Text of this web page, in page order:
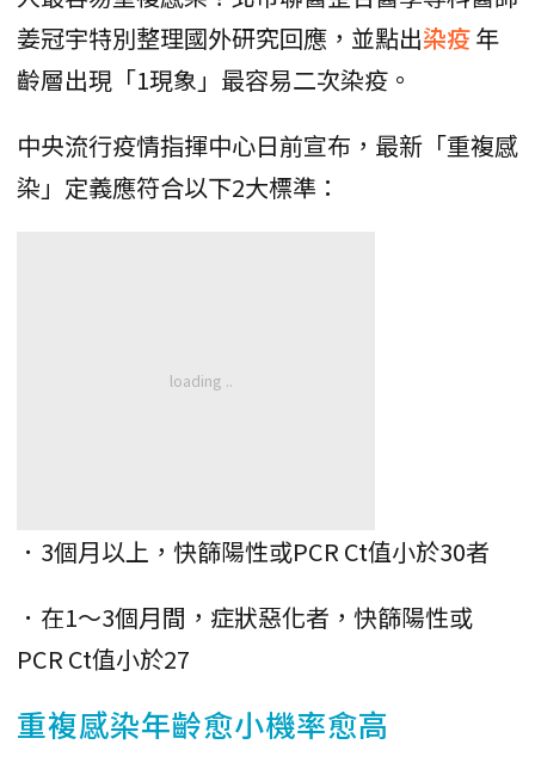
姜冠宇特別整理國外研究回應，並點出染疫年
齡層出現「1現象」最容易二次染疫。
中央流行疫情指揮中心日前宣布，最新「重複感
染」定義應符合以下2大標準：
．3個月以上，快篩陽性或PCR Ct值小於30者
．在1～3個月間，症狀惡化者，快篩陽性或
PCR Ct值小於27
重複感染年齡愈小機率愈高